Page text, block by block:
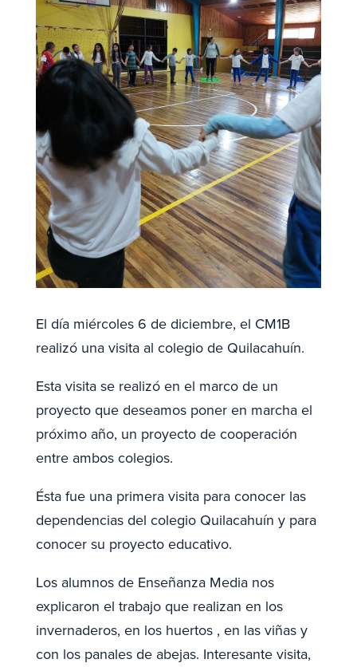
El día miércoles 6 de diciembre, el CM1B
realizó una visita al colegio de Quilacahuín.
Esta visita se realizó en el marco de un
proyecto que deseamos poner en marcha el
próximo año, un proyecto de cooperación
entre ambos colegios.
Ésta fue una primera visita para conocer las
dependencias del colegio Quilacahuín y para
conocer su proyecto educativo.
Los alumnos de Enseñanza Media nos
explicaron el trabajo que realizan en los
invernaderos, en los huertos , en las viñas y
con los panales de abejas. Interesante visita,